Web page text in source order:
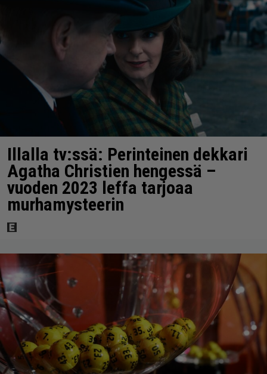
Illalla tv:ssä: Perinteinen dekkari
Agatha Christien hengessä –
vuoden 2023 leffa tarjoaa
murhamysteerin